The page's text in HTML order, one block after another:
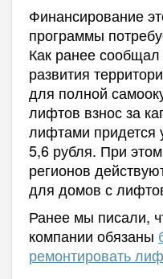
Финансирование
программы
Как ранее
развития
для полной
лифтов взнос за
лифтами придется
5,6 рубля. При
регионов
для домов с
Ранее мы писали,
компании обязаны
ремонтировать